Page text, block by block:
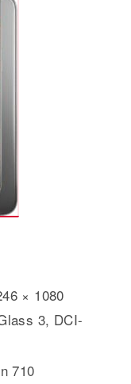
× 1080
3, DCI-
710